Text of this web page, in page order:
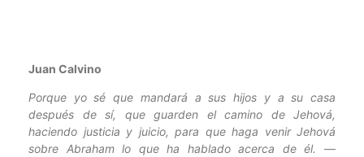
Juan Calvino
Porque yo sé que mandará a sus hijos y a su casa
después de sí, que guarden el camino de Jehová,
haciendo justicia y juicio, para que haga venir Jehová
sobre Abraham lo que ha hablado acerca de él. —